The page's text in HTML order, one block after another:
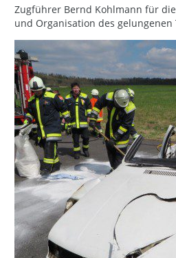
Zugführer Bernd Kohlmann für
und Organisation des gelungenen